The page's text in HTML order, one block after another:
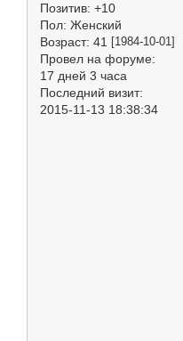
Позитив: +10
Пол: Женский
Возраст: 41 [1984-10-01]
Провел на форуме:
17 дней 3 часа
Последний визит:
2015-11-13 18:38:34